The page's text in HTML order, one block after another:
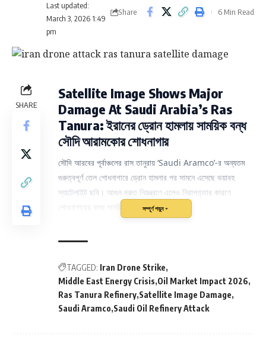
Last updated:
March 3, 2026 1:49
pm
Share 6 Min Read
SHARE
Satellite Image Shows Major
Damage At Saudi Arabia’s Ras
Tanura: ইরানের ড্রোন হামলায় সাময়িক বন্ধ
সৌদি আরামকোর শোধনাগার
সৌদি আরবের পূর্বাঞ্চলের রাস তানুরায় ‘Saudi Aramco’-র অন্যতম
গুরুত্বপূর্ণ তেল শোধনাগারে ড্রোন হামলার পর সামনে এসেছে ভয়াবহ
স্যাটেলাইট ছবি। আগুন দ্রুত নিয়ন্ত্রণে এলেও নিরাপত্তার কারণে
শোধনাগারের কাজ সাময়িকভাবে বন্ধ রাখা হয়েছে।
Iran Drone Attack
সোমবার সৌদি আরবের রাস তানুরায় বিশ্বের অন্যতম বড় তেল উৎপাদক
সংস্থাSaudi Aramco-র তেল শোধনাগার লক্ষ্য করে ইরানের
ড্রোন হামলার অভিযোগ ওঠে। ঘটনার জেরে শোধনাগারের একাংশে
আগুন জ্বলে ওঠে এবং পরিস্থিতি সামাল দিতে দ্রুতরিফাইনারির
সম্পূর্ণ পড়ুন
TAGGED: Iran Drone Strike
Middle East Energy Crisis Oil Market Impact 2026
Ras Tanura Refinery Satellite Image Damage
Saudi Aramco Saudi Oil Refinery Attack